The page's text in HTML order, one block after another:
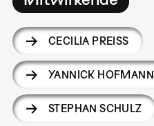
CECILIA PREISS
YANNICK HOFMANN
STEPHAN SCHULZ